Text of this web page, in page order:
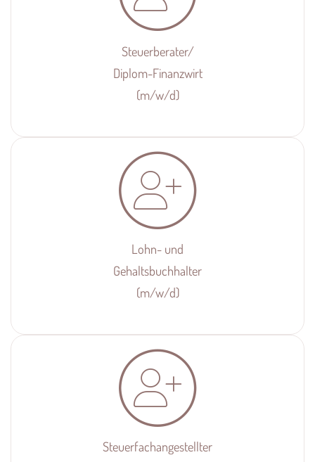
Steuerberater/
Diplom-Finanzwirt
(m/w/d)
Lohn- und
Gehalts­buchhalter
(m/w/d)
Steuerfach­angestellter